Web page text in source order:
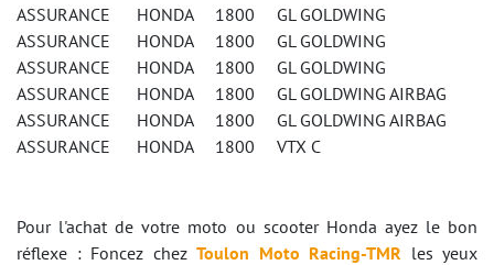
ASSURANCE HONDA 1800 GL GOLDWING
ASSURANCE HONDA 1800 GL GOLDWING
ASSURANCE HONDA 1800 GL GOLDWING
ASSURANCE HONDA 1800 GL GOLDWING AIRBAG
ASSURANCE HONDA 1800 GL GOLDWING AIRBAG
ASSURANCE HONDA 1800 VTX C
Pour l'achat de votre moto ou scooter Honda ayez le bon
réflexe : Foncez chez Toulon Moto Racing-TMR les yeux